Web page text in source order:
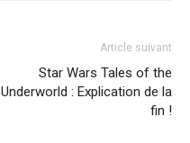
Article suivant
Star Wars Tales of the
Underworld : Explication de la
fin !